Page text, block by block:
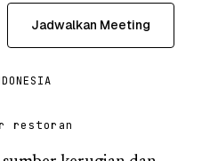
Jadwalkan Meeting
restoran